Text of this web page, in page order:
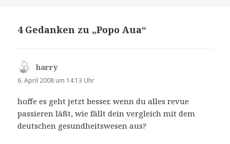
4 Gedanken zu „Popo Aua“
harry
6. April 2008 um 14:13 Uhr
hoffe es geht jetzt besser. wenn du alles revue
passieren läßt, wie fällt dein vergleich mit dem
deutschen gesundheitswesen aus?